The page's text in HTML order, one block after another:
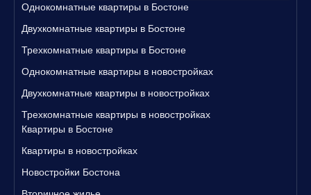
Однокомнатные квартиры в Бостоне
Двухкомнатные квартиры в Бостоне
Трехкомнатные квартиры в Бостоне
Однокомнатные квартиры в новостройках
Двухкомнатные квартиры в новостройках
Трехкомнатные квартиры в новостройках
Квартиры в Бостоне
Квартиры в новостройках
Новостройки Бостона